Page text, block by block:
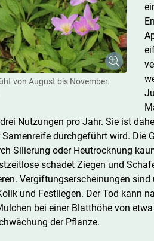
von August bis November.
Nutzungen pro Jahr. Sie ist
Samenreife durchgeführt wird. Die
Silierung oder Heutrocknung
schadet Ziegen und
Vergiftungserscheinungen
und Festliegen. Der Tod kann
bei einer Blatthöhe von
der Pflanze.